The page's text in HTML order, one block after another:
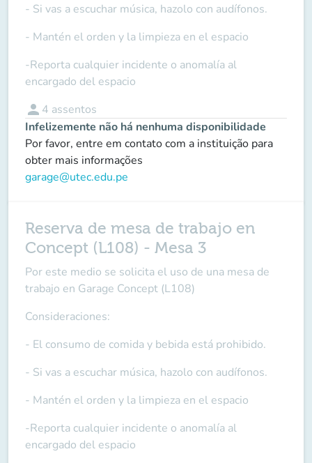
- Si vas a escuchar música, hazolo con audífonos.
- Mantén el orden y la limpieza en el espacio
-Reporta cualquier incidente o anomalía al
encargado del espacio
person 4 assentos
Infelizemente não há nenhuma disponibilidade
Por favor, entre em contato com a instituição para
obter mais informações
garage@utec.edu.pe
Reserva de mesa de trabajo en
Concept (L108) - Mesa 3
Por este medio se solicita el uso de una mesa de
trabajo en Garage Concept (L108)
Consideraciones:
- El consumo de comida y bebida está prohibido.
- Si vas a escuchar música, hazolo con audífonos.
- Mantén el orden y la limpieza en el espacio
-Reporta cualquier incidente o anomalía al
encargado del espacio